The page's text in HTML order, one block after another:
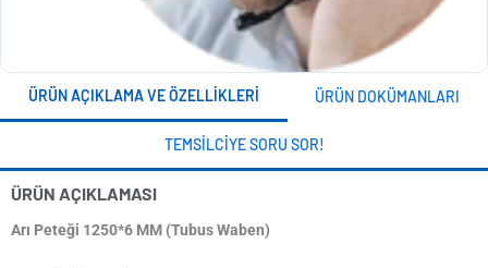
ÜRÜN AÇIKLAMA VE ÖZELLIKLERI ÜRÜN DOKÜMANLARI
TEMSILCIYE SORU SOR!
ÜRÜN AÇIKLAMASI
Arı Peteği 1250*6 MM (Tubus Waben)